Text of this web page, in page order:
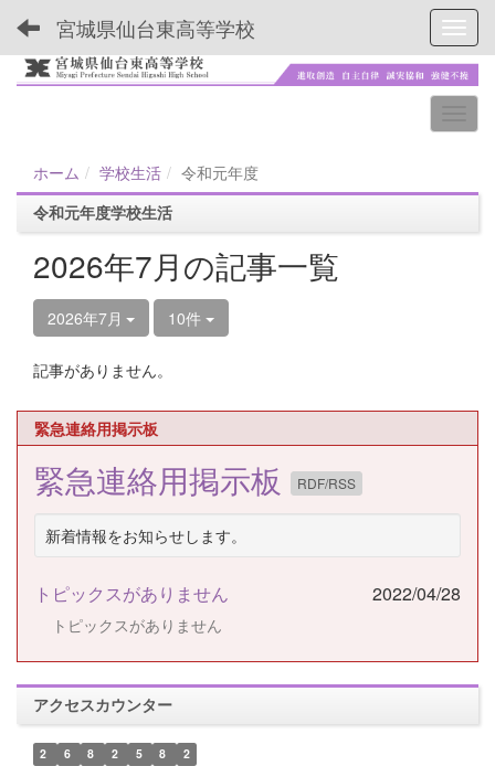
宮城県仙台東高等学校
ホーム 学校生活
令和元年度
令和元年度学校生活
2026年7月の記事一覧
2026年7月 10件
記事がありません。
緊急連絡用掲示板
緊急連絡用掲示板 RDF/RSS
新着情報をお知らせします。
トピックスがありません 2022/04/28
トピックスがありません
アクセスカウンター
2 6 8 2 5 8 2